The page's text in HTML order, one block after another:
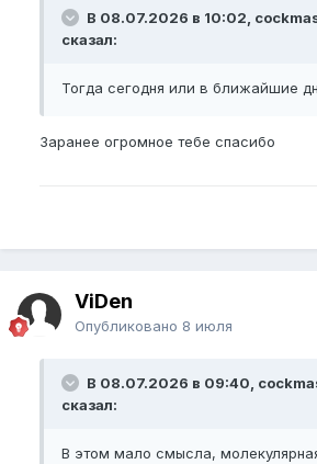
В 08.07.2026 в 10:02,
сказал:
Тогда сегодня или в ближайшие
Заранее огромное тебе спасибо
ViDen
Опубликовано 8 июля
В 08.07.2026 в 09:40,
сказал:
В этом мало смысла,